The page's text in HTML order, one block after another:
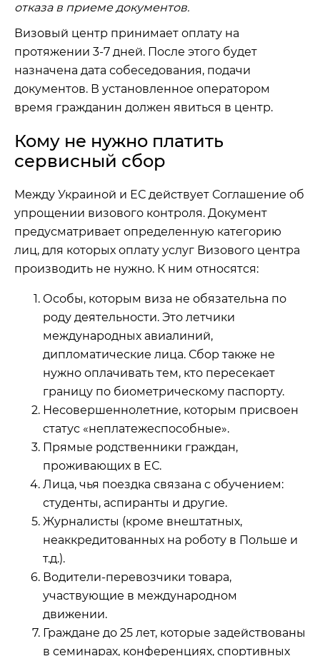
отказа в приеме документов.
Визовый центр принимает оплату на
протяжении 3-7 дней. После этого будет
назначена дата собеседования, подачи
документов. В установленное оператором
время гражданин должен явиться в центр.
Кому не нужно платить
сервисный сбор
Между Украиной и ЕС действует Соглашение об
упрощении визового контроля. Документ
предусматривает определенную категорию
лиц, для которых оплату услуг Визового центра
производить не нужно. К ним относятся:
Особы, которым виза не обязательна по
роду деятельности. Это летчики
международных авиалиний,
дипломатические лица. Сбор также не
нужно оплачивать тем, кто пересекает
границу по биометрическому паспорту.
Несовершеннолетние, которым присвоен
статус «неплатежеспособные».
Прямые родственники граждан,
проживающих в ЕС.
Лица, чья поездка связана с обучением:
студенты, аспиранты и другие.
Журналисты (кроме внештатных,
неаккредитованных на роботу в Польше и
т.д.).
Водители-перевозчики товара,
участвующие в международном
движении.
Граждане до 25 лет, которые задействованы
в семинарах, конференциях, спортивных